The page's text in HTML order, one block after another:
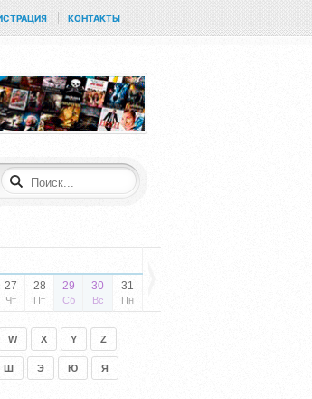
КОНТАКТЫ
27
Чт
28
Пт
29
Сб
30
Вс
31
Пн
W X Y Z
Ш Э Ю Я